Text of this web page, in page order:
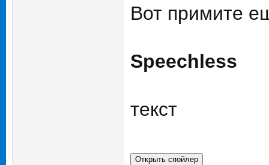
Вот примите
Speechless
текст